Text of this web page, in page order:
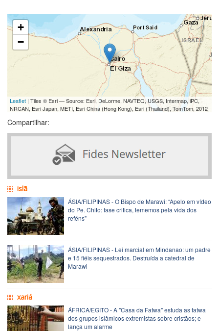
+
−
Leaflet | Tiles © Esri — Source: Esri, DeLorme, NAVTEQ, USGS, Intermap, iPC,
NRCAN, Esri Japan, METI, Esri China (Hong Kong), Esri (Thailand), TomTom, 2012
Compartilhar:
islã
ÁSIA/FILIPINAS - O Bispo de Marawi: “Apelo em vídeo
do Pe. Chito: fase critica, tememos pela vida dos
reféns”
ÁSIA/FILIPINAS - Lei marcial em Mindanao: um padre
e 15 fiéis sequestrados. Destruída a catedral de
Marawi
xariá
ÁFRICA/EGITO - A "Casa da Fatwa" estuda as fatwa
dos grupos islâmicos extremistas sobre cristãos; e
lança um alarme